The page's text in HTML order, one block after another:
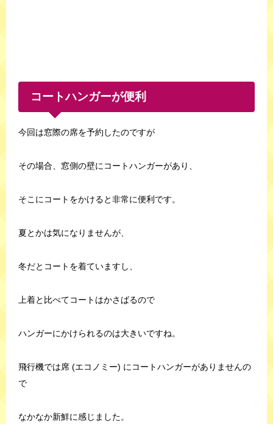
コートハンガーが便利
今回は窓際の席を予約したのですが
その場合、窓側の壁にコートハンガーがあり、
そこにコートをかけると非常に便利です。
夏とかは気になりませんが、
冬だとコートを着ていますし、
上着と比べてコートはかさばるので
ハンガーにかけられるのは大きいですね。
飛行機では席 (エコノミー) にコートハンガーがありませんの
で
なかなか新鮮に感じました。